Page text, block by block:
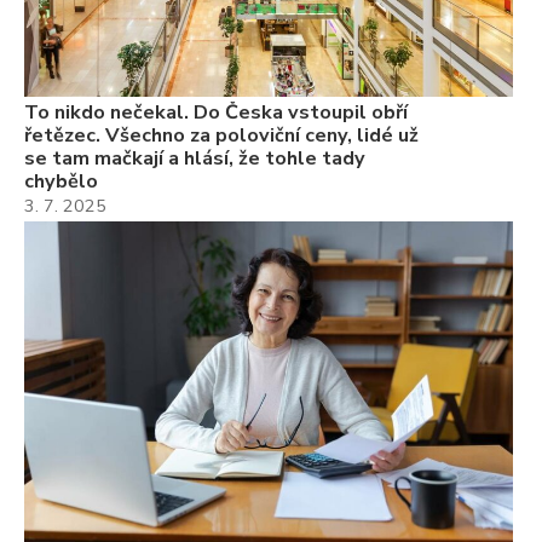
To nikdo nečekal. Do Česka vstoupil obří
řetězec. Všechno za poloviční ceny, lidé už
se tam mačkají a hlásí, že tohle tady
chybělo
3. 7. 2025